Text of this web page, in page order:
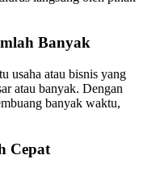
Banyak
usaha atau bisnis yang
atau banyak. Dengan
banyak waktu,
Cepat